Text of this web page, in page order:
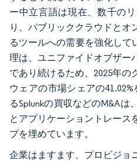
ー中立言語は現在、数千の
り、パブリッククラウドとオ
るツールへの需要を強化して
理は、ユニファイドオブザー
であり続けるため、2025年の
ウェアの市場シェアの
るSplunkの買収などのM&A
とアプリケーショントレース
プを埋めています。
企業はますます、プロビジョ